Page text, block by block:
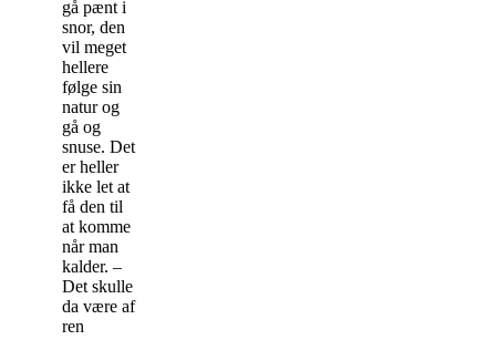
gå pænt i
snor, den
vil meget
hellere
følge sin
natur og
gå og
snuse. Det
er heller
ikke let at
få den til
at komme
når man
kalder. –
Det skulle
da være af
ren